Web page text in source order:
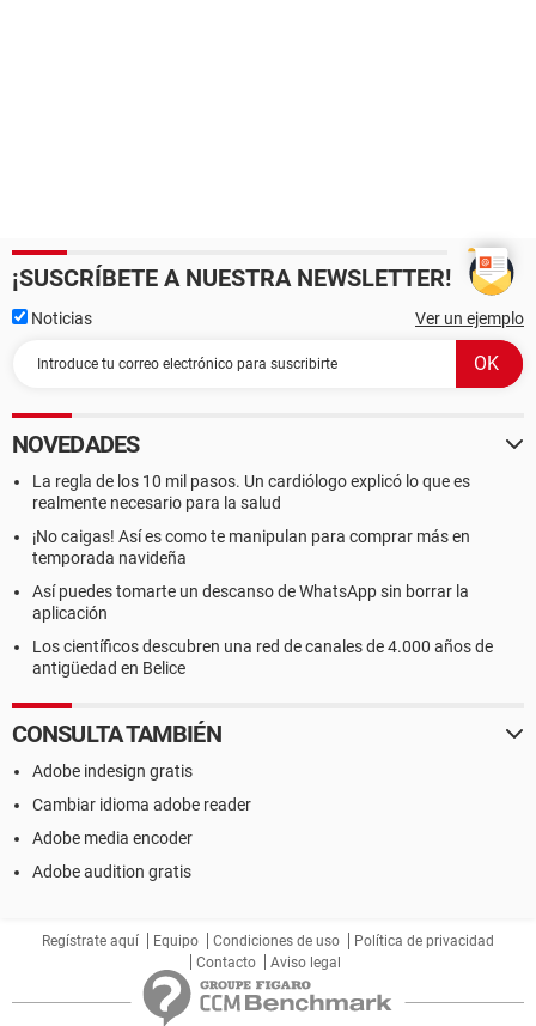
¡SUSCRÍBETE A NUESTRA NEWSLETTER!
Noticias Ver un ejemplo
NOVEDADES
La regla de los 10 mil pasos. Un cardiólogo explicó lo que es
realmente necesario para la salud
¡No caigas! Así es como te manipulan para comprar más en
temporada navideña
Así puedes tomarte un descanso de WhatsApp sin borrar la
aplicación
Los científicos descubren una red de canales de 4.000 años de
antigüedad en Belice
CONSULTA TAMBIÉN
Adobe indesign gratis
Cambiar idioma adobe reader
Adobe media encoder
Adobe audition gratis
Regístrate aquí Equipo Condiciones de uso
Política de privacidad
Contacto
Aviso legal